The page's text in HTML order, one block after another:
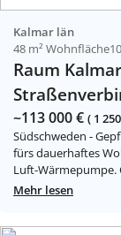
Kalmar län
48 m² Wohnfläche
Raum
~113 000 € ( 1
Südschweden -
fürs dauerhaftes
Luft-Wärmepumpe.
Mehr lesen